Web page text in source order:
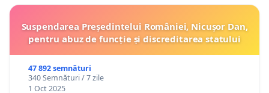
Suspendarea Președintelui României, Nicușor Dan,
pentru abuz de funcție și discreditarea statului
47 892 semnături
340 Semnături / 7 zile
1 Oct 2025